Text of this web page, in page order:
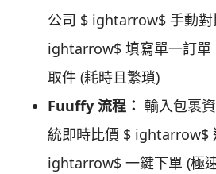
公司 $ ightarrow$ 手動對
ightarrow$ 填寫單一訂
取件 (耗時且繁瑣)
Fuuffy 流程： 輸入包裹
統即時比價 $ ightarrow$
ightarrow$ 一鍵下單 (極